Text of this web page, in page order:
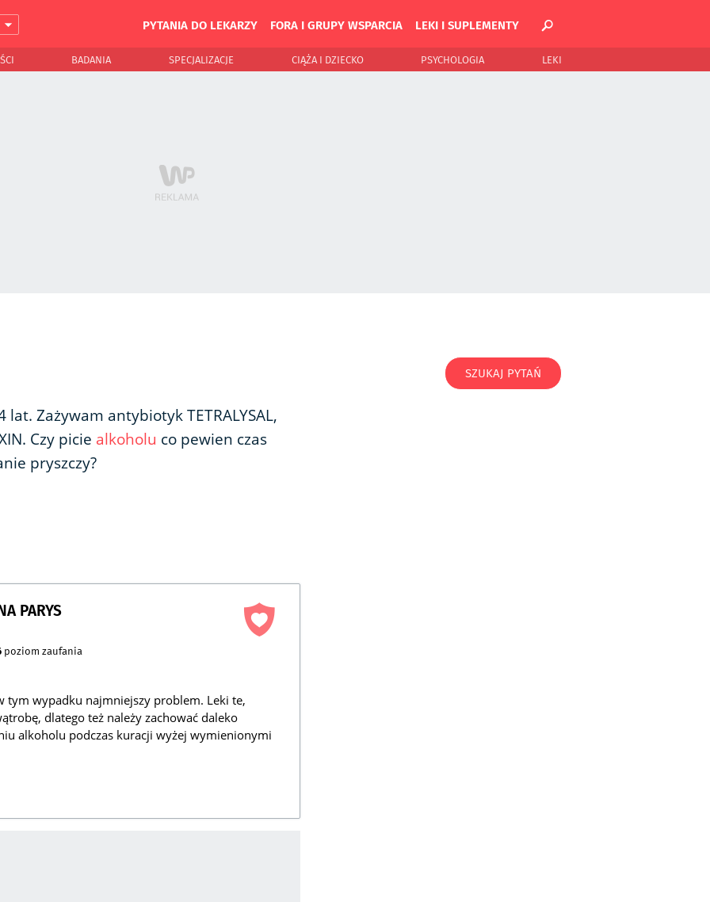
PYTANIA DO LEKARZY FORA I GRUPY WSPARCIA LEKI I SUPLEMENTY
BADANIA SPECJALIZACJE CIĄŻA I DZIECKO PSYCHOLOGIA LEKI
Zażywam antybiotyk TETRALYSAL,
Czy picie alkoholu co pewien czas
pryszczy?
PARYS
poziom zaufania
tym wypadku najmniejszy problem. Leki te,
dlatego też należy zachować daleko
alkoholu podczas kuracji wyżej wymienionymi
SZUKAJ PYTAŃ